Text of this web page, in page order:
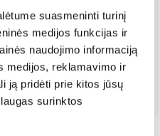
suasmeninti turinį
medijos funkcijas ir
naudojimo informaciją
medijos, reklamavimo ir
ją pridėti prie kitos jūsų
surinktos
)
Kaunas (1,99 €)